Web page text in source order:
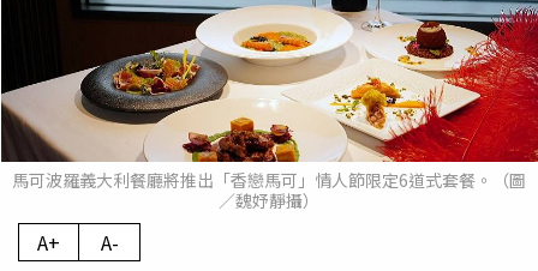
馬可波羅義大利餐廳將推出「香戀馬可」情人節限定6道式套餐。（圖
／魏妤靜攝）
A+ A-